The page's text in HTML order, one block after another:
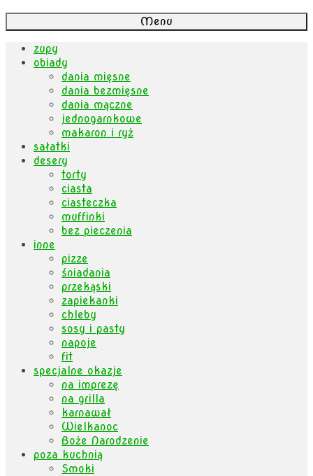
Menu
zupy
obiady
dania mięsne
dania bezmięsne
dania mączne
jednogarnkowe
makaron i ryż
sałatki
desery
torty
ciasta
ciasteczka
muffinki
bez pieczenia
inne
pizze
śniadania
przekąski
zapiekanki
chleby
sosy i pasty
napoje
fit
specjalne okazje
na imprezę
na grilla
karnawał
Wielkanoc
Boże Narodzenie
poza kuchnią
Smoki